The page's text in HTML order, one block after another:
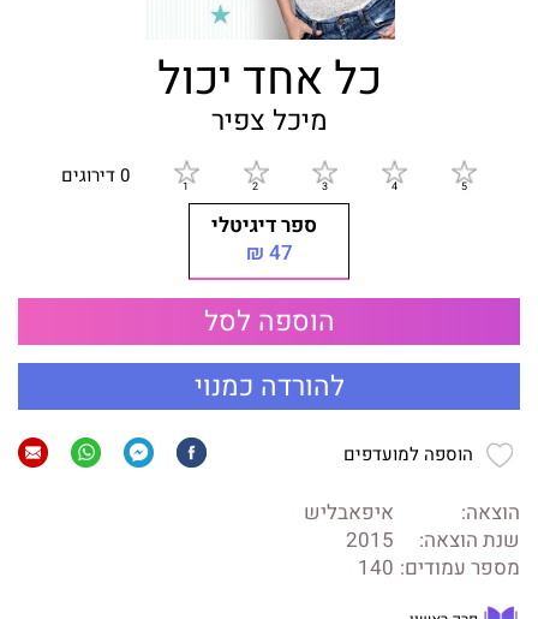
כל אחד יכול
מיכל צפיר
0 דירוגים
ספר דיגיטלי
47 ₪
הוספה לסל
להורדה כמנוי
הוספה למועדפים
הוצאה:
איפאבליש
שנת הוצאה:
2015
מספר עמודים: 140